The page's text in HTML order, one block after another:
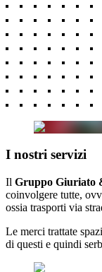
I nostri servizi
Il Gruppo Giuriato
coinvolgere tutte,
ossia trasporti via
Le merci trattate
di questi e quindi